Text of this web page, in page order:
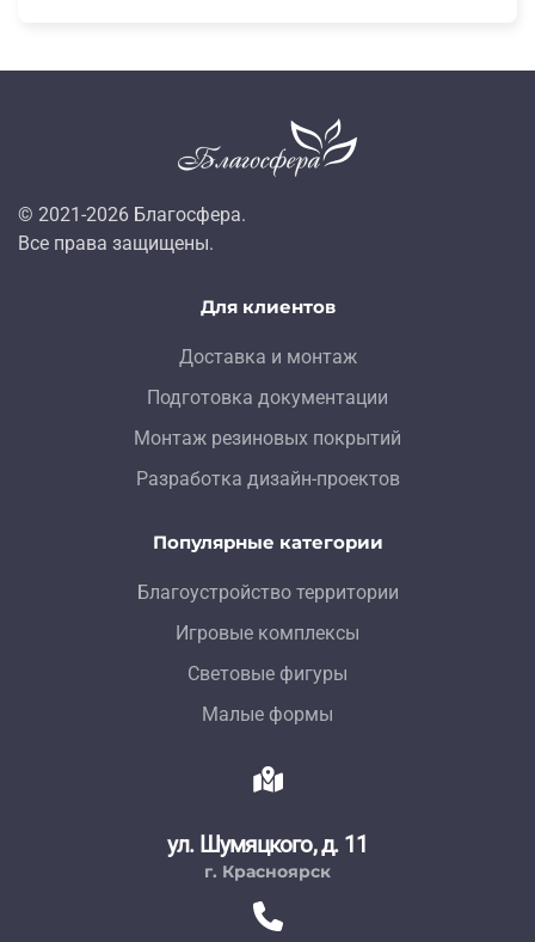
© 2021-2026 Благосфера.
Все права защищены.
Для клиентов
Доставка и монтаж
Подготовка документации
Монтаж резиновых покрытий
Разработка дизайн-проектов
Популярные категории
Благоустройство территории
Игровые комплексы
Световые фигуры
Малые формы
ул. Шумяцкого, д. 11
г. Красноярск